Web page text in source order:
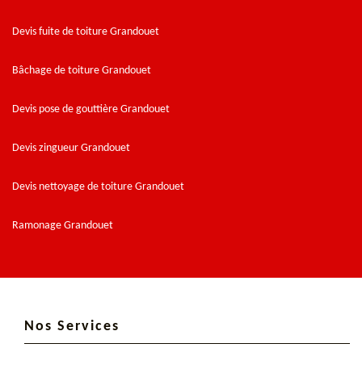
Devis fuite de toiture Grandouet
Bâchage de toiture Grandouet
Devis pose de gouttière Grandouet
Devis zingueur Grandouet
Devis nettoyage de toiture Grandouet
Ramonage Grandouet
Nos Services